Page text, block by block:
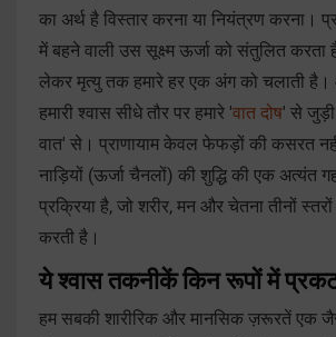
का अर्थ है विस्तार करना या नियंत्रण करना।
में बहने वाली उस सूक्ष्म ऊर्जा को संतुलित करता
लेकर मृत्यु तक हमारे हर एक अंग को चलाती है।
हमारी श्वास सीधे तौर पर हमारे 'वात दोष' से जुड़ी
वात' से। प्राणायाम केवल फेफड़ों की कसरत
नाड़ियों (ऊर्जा चैनलों) की शुद्धि की एक अत्यंत
प्रक्रिया है, जो शरीर, मन और चेतना तीनों
करती है।
ये श्वास तकनीकें किन रूपों में प्रकट
हम सबकी शारीरिक और मानसिक ज़रूरतें एक